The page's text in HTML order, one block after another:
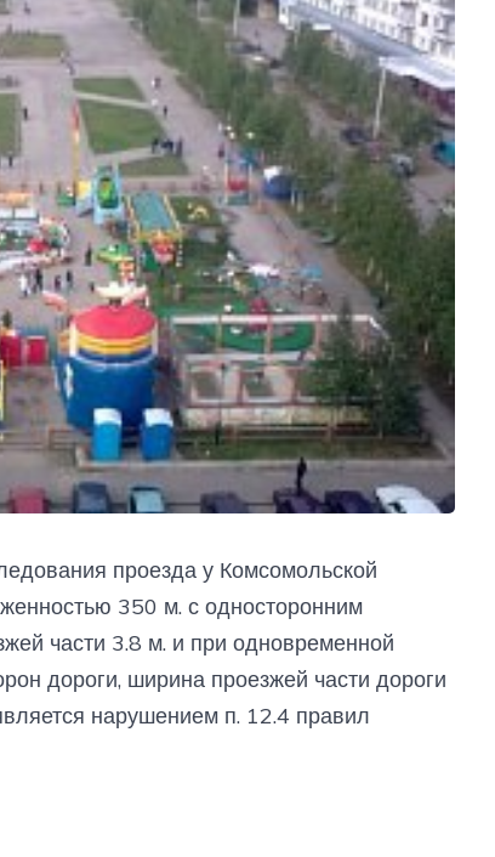
проезда у Комсомольской
350 м. с односторонним
части 3.8 м. и при одновременной
дороги, ширина проезжей части дороги
нарушением п. 12.4 правил